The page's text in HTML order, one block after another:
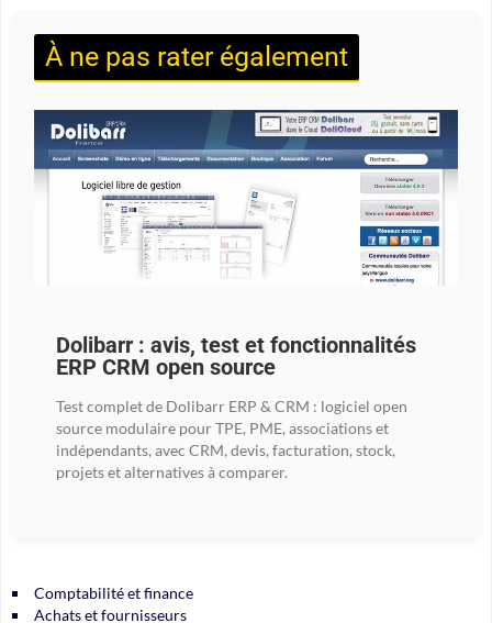
À ne pas rater également
Dolibarr : avis, test et fonctionnalités
ERP CRM open source
Test complet de Dolibarr ERP & CRM : logiciel open
source modulaire pour TPE, PME, associations et
indépendants, avec CRM, devis, facturation, stock,
projets et alternatives à comparer.
Comptabilité et finance
Achats et fournisseurs